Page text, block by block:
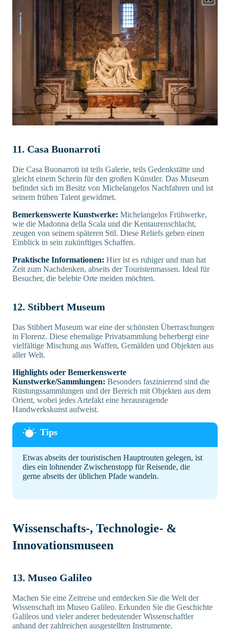
11. Casa Buonarroti
Die Casa Buonarroti ist teils Galerie, teils Gedenkstätte und
gleicht einem Schrein für den großen Künstler. Das Museum
befindet sich im Besitz von Michelangelos Nachfahren und ist
seinem frühen Talent gewidmet.
Bemerkenswerte Kunstwerke: Michelangelos Frühwerke,
wie die Madonna della Scala und die Kentaurenschlacht,
zeugen von seinem späteren Stil. Diese Reliefs geben einen
Einblick in sein zukünftiges Schaffen.
Praktische Informationen: Hier ist es ruhiger und man hat
Zeit zum Nachdenken, abseits der Touristenmassen. Ideal für
Besucher, die belebte Orte meiden möchten.
12. Stibbert Museum
Das Stibbert Museum war eine der schönsten Überraschungen
in Florenz. Diese ehemalige Privatsammlung beherbergt eine
vielfältige Mischung aus Waffen, Gemälden und Objekten aus
aller Welt.
Highlights oder Bemerkenswerte
Kunstwerke/Sammlungen: Besonders faszinierend sind die
Rüstungssammlungen und der Bereich mit Objekten aus dem
Orient, wobei jedes Artefakt eine herausragende
Handwerkskunst aufweist.
Etwas abseits der touristischen Hauptrouten gelegen, ist
dies ein lohnender Zwischenstopp für Reisende, die
gerne abseits der üblichen Pfade wandeln.
Wissenschafts-, Technologie- &
Innovationsmuseen
13. Museo Galileo
Machen Sie eine Zeitreise und entdecken Sie die Welt der
Wissenschaft im Museo Galileo. Erkunden Sie die Geschichte
Galileos und vieler anderer bedeutender Wissenschaftler
anhand der zahlreichen ausgestellten Instrumente.